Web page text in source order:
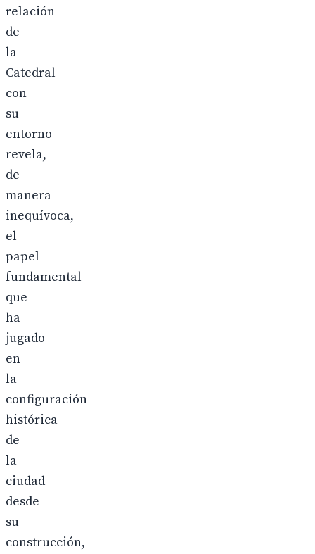
relación
de
la
Catedral
con
su
entorno
revela,
de
manera
inequívoca,
el
papel
fundamental
que
ha
jugado
en
la
configuración
histórica
de
la
ciudad
desde
su
construcción,